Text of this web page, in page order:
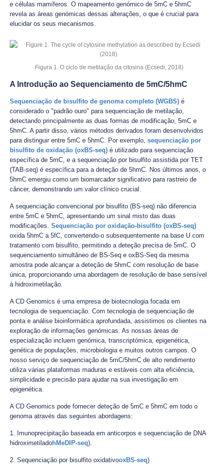
e células mamíferos. O mapeamento genómico de 5mC e 5hmC
revela as áreas genómicas dessas alterações, o que é crucial para
elucidar os seus mecanismos.
Figura 1. O ciclo de metilação da citosina (Ecsedi, 2018)
A Introdução ao Sequenciamento de 5mC/5hmC
Sequenciação de bisulfito de genoma completo (WGBS) é
considerado o "padrão ouro" para sequenciação de metilação,
detectando principalmente as duas formas de modificação, 5mC e
5hmC. A partir disso, vários métodos derivados foram desenvolvidos
para distinguir entre 5mC e 5hmC. Por exemplo, sequenciação por
bisulfito de oxidação (oxBS-seq) é utilizado para sequenciação
específica de 5mC, e a sequenciação por bisulfito assistida por TET
(TAB-seq) é específica para a deteção de 5hmC. Nos últimos anos, o
5hmC emergiu como um biomarcador significativo para rastreio de
câncer, demonstrando um valor clínico crucial.
A sequenciação convencional por bisulfito (BS-seq) não diferencia
entre 5mC e 5hmC, apresentando um sinal misto das duas
modificações. Sequenciação por oxidação-bisulfito (oxBS-seq)
oxida 5hmC a 5fC, convertendo-o subsequentemente na base U com
tratamento com bisulfito, permitindo a deteção precisa de 5mC. O
sequenciamento simultâneo de BS-Seq e oxBS-Seq da mesma
amostra pode alcançar a deteção de 5hmC com resolução de base
única, proporcionando uma abordagem de resolução de base sensível
à hidroximetilação.
A CD Genomics é uma empresa de biotecnologia focada em
tecnologia de sequenciação. Com tecnologia de sequenciação de
ponta e análise bioinformática aprofundada, assistimos os clientes na
exploração de informações genómicas. As nossas áreas de
especialização incluem genómica, transcriptómica, epigenética,
genética de populações, microbiologia e muitos outros campos. O
nosso serviço de sequenciação de 5mC/5hmC de alto rendimento
utiliza várias plataformas maduras e estáveis com alta eficiência,
simplicidade e precisão para ajudar na sua investigação em
epigenética.
A CD Genomics pode fornecer deteção de 5mC e 5hmC em todo o
genoma através das seguintes abordagens:
1. Imunoprecipitação baseada em anticorpos e sequenciação de DNA
hidroximetiladohMeDIP-seq).
2. Sequenciação por bisulfito oxidativooxBS-seq)